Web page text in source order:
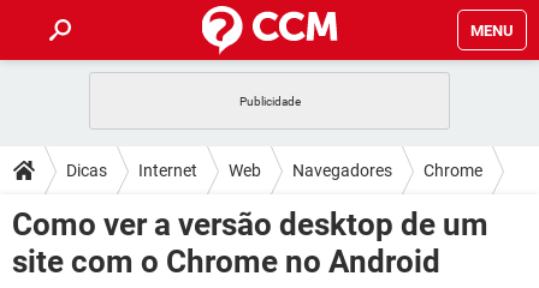
MENU
CELULAR FACEBOOK
OUTLOOK EXCEL
INSTAGRAM GMAIL
DICAS
JOGOS
CELULAR FACEBOOK
DOWNLOADS
JOGOS WHATSAPP
FÓRUM
Dicas Internet Web Navegadores Chrome
Como ver a versão desktop de um
site com o Chrome no Android